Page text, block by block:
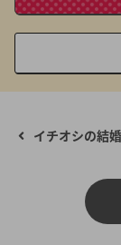
イチオシの結